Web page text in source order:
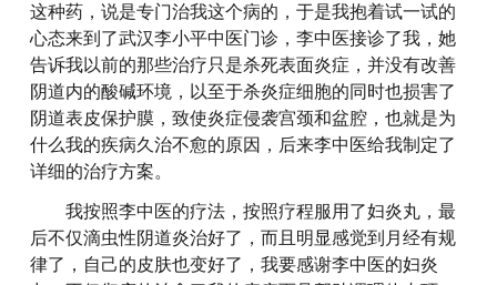
这种药，说是专门治我这个病的，于是我抱着试一试的
心态来到了武汉李小平中医门诊，李中医接诊了我，她
告诉我以前的那些治疗只是杀死表面炎症，并没有改善
阴道内的酸碱环境，以至于杀炎症细胞的同时也损害了
阴道表皮保护膜，致使炎症侵袭宫颈和盆腔，也就是为
什么我的疾病久治不愈的原因，后来李中医给我制定了
详细的治疗方案。
我按照李中医的疗法，按照疗程服用了妇炎丸，最
后不仅滴虫性阴道炎治好了，而且明显感觉到月经有规
律了，自己的皮肤也变好了，我要感谢李中医的妇炎